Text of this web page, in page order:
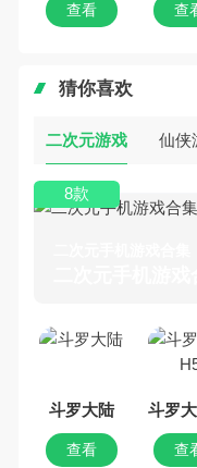
查看 查
猜你喜欢
二次元游戏 仙侠
二次元手机游
8款
斗罗大陆
查看
斗罗
查